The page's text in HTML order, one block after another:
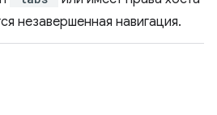
незавершенная навигация.